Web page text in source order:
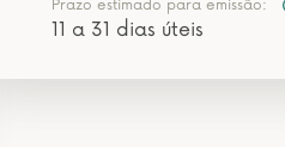
Prazo estimado para emissão:
11 a 31 dias úteis